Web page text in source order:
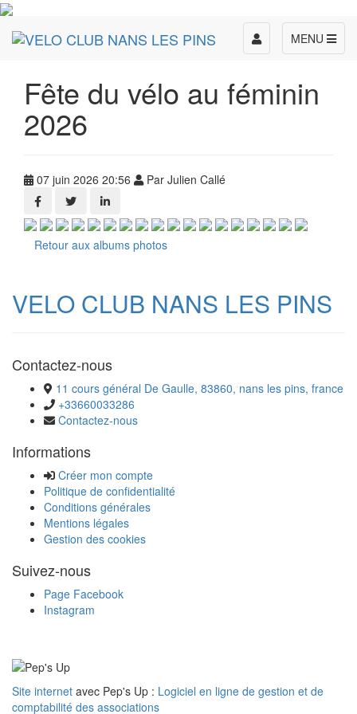
MENU
Toggle
navigation
Fête du vélo au féminin
2026
07 juin 2026 20:56 Par Julien Callé
Retour aux albums photos
VELO CLUB NANS LES PINS
Contactez-nous
11 cours général De Gaulle, 83860, nans les pins, france
+33660033286
Contactez-nous
Informations
Créer mon compte
Politique de confidentialité
Conditions générales
Mentions légales
Gestion des cookies
Suivez-nous
Page Facebook
Instagram
Site internet avec Pep's Up : Logiciel en ligne de gestion et de
comptabilité des associations